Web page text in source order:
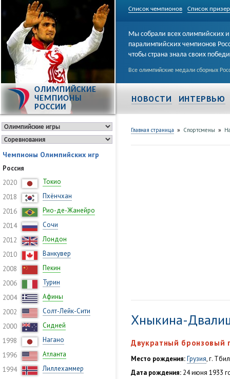
Список чемпионов Список
ОЛИМПИЙСКИЕ
ЧЕМПИОНЫ
РОССИИ
Мы собрали всех олимпийских и
паралимпийских чемпионов
чтобы страна знала своих
Все олимпийские медали сборных
НОВОСТИ ИНТЕРВЬЮ
Чемпионы Олимпийских игр
Россия
2020
Токио
2018
Пхёнчхан
2016
Рио-де-Жанейро
2014
Сочи
2012
Лондон
2010
Ванкувер
2008
Пекин
2006
Турин
2004
Афины
2002
Солт-Лейк-Сити
2000
Сидней
1998
Нагано
1996
Атланта
1994
Лиллехаммер
Главная страница » Спортсмены »
Хныкина-
Двукратный бронзовый
Место рождения:Грузия, г.
Дата рождения: 24 июня 1933